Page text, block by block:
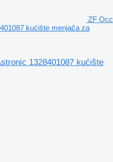
ZF Occ
kućište menjača za
1328401087 kućište